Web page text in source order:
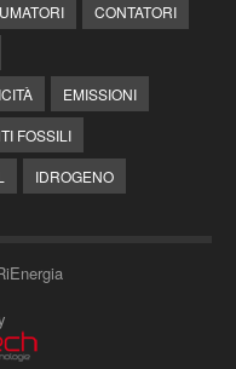
CONTATORI
EMISSIONI
FOSSILI
IDROGENO